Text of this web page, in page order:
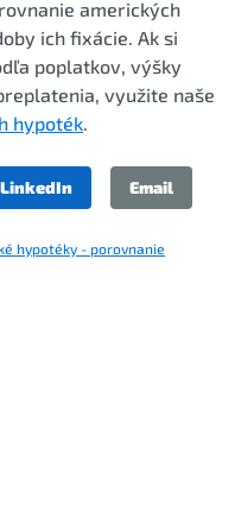
amerických
ich fixácie. Ak si
poplatkov, výšky
využite naše
hypoték.
LinkedIn Email
hypotéky - porovnanie